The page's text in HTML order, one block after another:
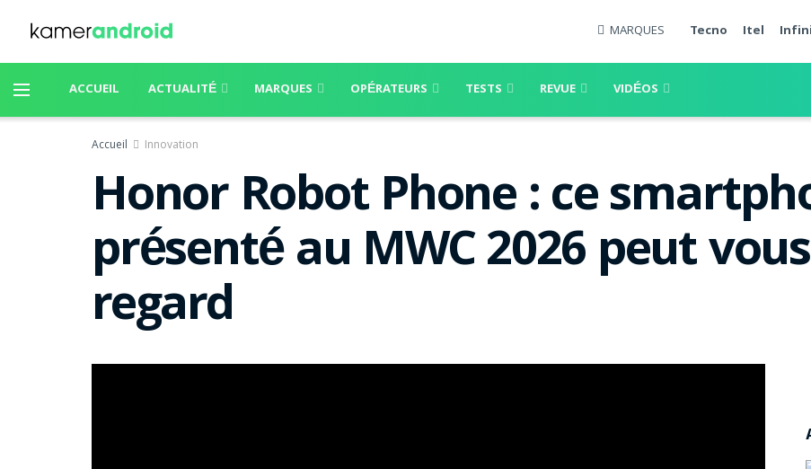
MARQUES Tecno Itel
ACCUEIL ACTUALITÉ MARQUES OPÉRATEURS TESTS REVUE VIDÉOS
Accueil Innovation
Honor Robot Phone : ce
présenté au MWC 2026 peut
regard